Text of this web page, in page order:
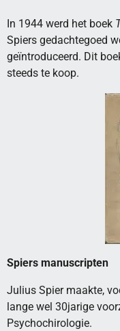
In 1944 werd het boek
Spiers gedachtegoed
geïntroduceerd. Dit
steeds te koop.
Spiers manuscripten
Julius Spier maakte,
lange wel 30jarige
Psychochirologie.